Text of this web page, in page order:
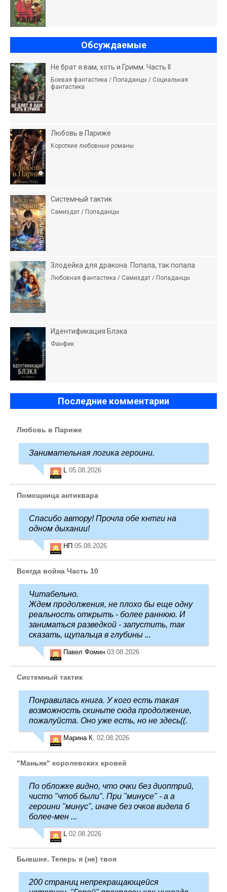
Обсуждаемые
Не брат я вам, хоть и Гримм. Часть II
Боевая фантастика / Попаданцы / Социальная
фантастика
Любовь в Париже
Короткие любовные романы
Системный тактик
Самиздат / Попаданцы
Злодейка для дракона. Попала, так попала
Любовная фантастика / Самиздат / Попаданцы
Идентификация Блэка
Фанфик
Последние комментарии
Любовь в Париже
Занимательная логика героини.
05.08.2026
Помощница антиквара
Спасибо автору! Прочла обе кнтги на
одном дыхании!
НП 05.08.2026
Всегда война Часть 10
Читабельно.
Ждем продолжения, не плохо бы еще одну
реальность открыть - более раннюю. И
заниматься разведкой - запустить, так
сказать, щупальца в глубины ...
Павел Фомин 03.08.2026
Системный тактик
Понравилась книга. У кого есть такая
возможность скиньте сюда продолжение,
пожалуйста. Оно уже есть, но не здесь((.
Марина К. 02.08.2026
"Маньяк" королевских кровей
По обложке видно, что очки без диоптрий,
чисто "чтоб были". При "минусе" - а а
героини "минус", иначе без очков видела б
более-мен ...
02.08.2026
Бывшие. Теперь я (не) твоя
200 страниц непрекращающейся